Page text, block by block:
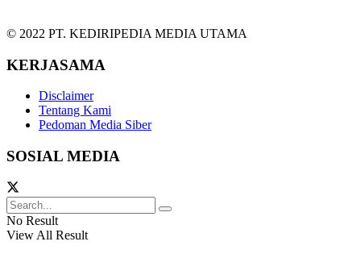
© 2022 PT. KEDIRIPEDIA MEDIA UTAMA
KERJASAMA
Disclaimer
Tentang Kami
Pedoman Media Siber
SOSIAL MEDIA
No Result
View All Result